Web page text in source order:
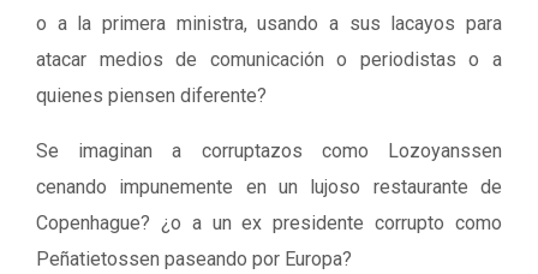
o a la primera ministra, usando a sus lacayos para
atacar medios de comunicación o periodistas o a
quienes piensen diferente?
Se imaginan a corruptazos como Lozoyanssen
cenando impunemente en un lujoso restaurante de
Copenhague? ¿o a un ex presidente corrupto como
Peñatietossen paseando por Europa?